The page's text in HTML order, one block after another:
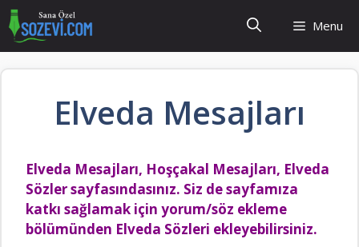
İçeriğe
atla
Menu
Elveda Mesajları
Elveda Mesajları, Hoşçakal Mesajları, Elveda
Sözler sayfasındasınız. Siz de sayfamıza
katkı sağlamak için yorum/söz ekleme
bölümünden Elveda Sözleri ekleyebilirsiniz.